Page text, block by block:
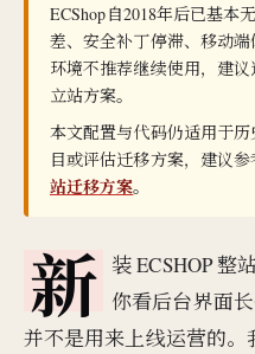
ECShop自2018年后已基本
差、安全补丁停滞、移动
环境不推荐继续使用，建
立站方案。
本文配置与代码仍适用于
目或评估迁移方案，建议参
站迁移方案。
新 装 ECSHOP 整
你看后台界面
并不是用来上线运营的